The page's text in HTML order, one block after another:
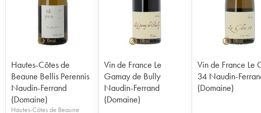
Hautes-Côtes de
Beaune Bellis Perennis
Naudin-Ferrand
(Domaine)
Hautes-Côtes de Beaune
Vin de France Le
Gamay de Bully
Naudin-Ferrand
(Domaine)
Vin de France Le
34 Naudin-
(Domaine)